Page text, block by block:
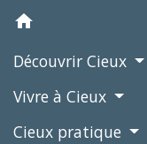
home
Découvrir Cieux
Vivre à Cieux
Cieux pratique